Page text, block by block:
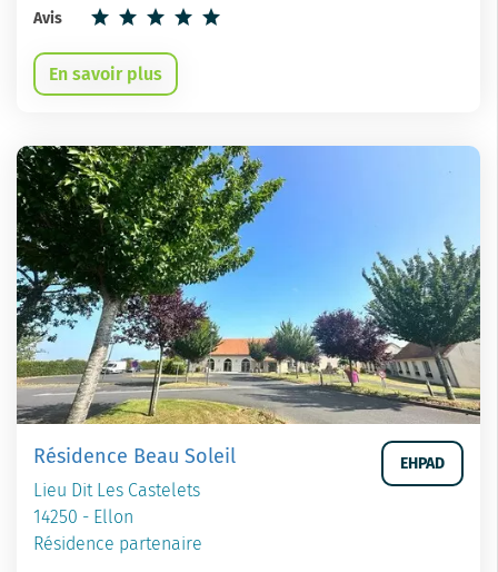
Avis
En savoir plus
Résidence Beau Soleil
Lieu Dit Les Castelets
14250 - Ellon
Résidence partenaire
EHPAD